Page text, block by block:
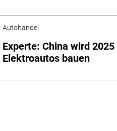
Autohandel
Experte: China wird
Elektroautos bauen